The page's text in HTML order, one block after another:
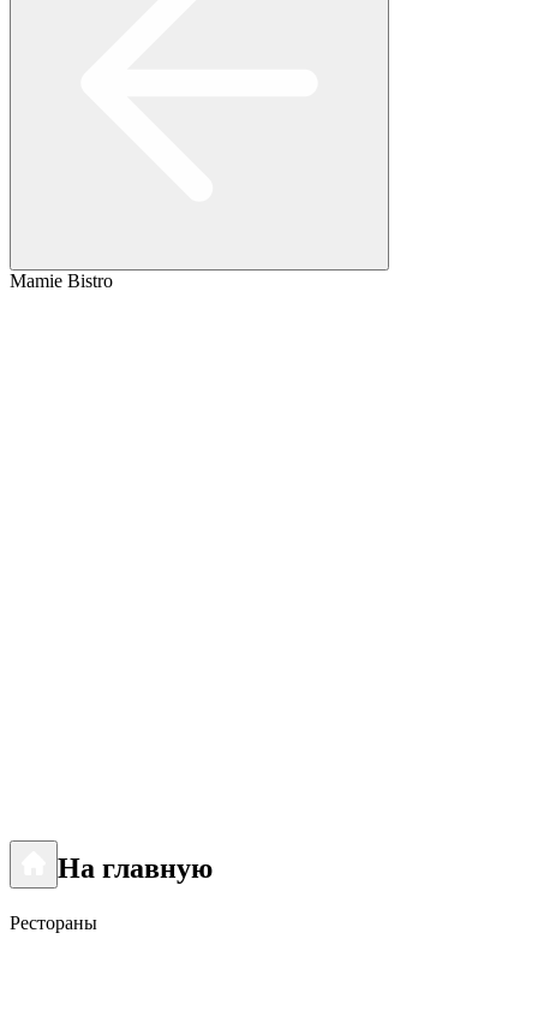
Mamie Bistro
На главную
Рестораны